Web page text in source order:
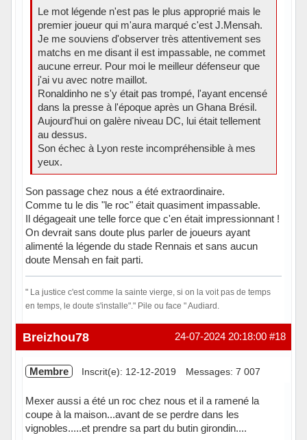
Le mot légende n'est pas le plus approprié mais le
premier joueur qui m'aura marqué c'est J.Mensah.
Je me souviens d'observer très attentivement ses
matchs en me disant il est impassable, ne commet
aucune erreur. Pour moi le meilleur défenseur que
j'ai vu avec notre maillot.
Ronaldinho ne s'y était pas trompé, l'ayant encensé
dans la presse à l'époque après un Ghana Brésil.
Aujourd'hui on galère niveau DC, lui était tellement
au dessus.
Son échec à Lyon reste incompréhensible à mes
yeux.
Son passage chez nous a été extraordinaire.
Comme tu le dis "le roc" était quasiment impassable.
Il dégageait une telle force que c'en était impressionnant !
On devrait sans doute plus parler de joueurs ayant
alimenté la légende du stade Rennais et sans aucun
doute Mensah en fait parti.
" La justice c'est comme la sainte vierge, si on la voit pas de temps
en temps, le doute s'installe"." Pile ou face " Audiard.
Hors ligne #18
24-07-2024 20:18:00
Breizhou78
Membre Inscrit(e): 12-12-2019 Messages: 7 007
Mexer aussi a été un roc chez nous et il a ramené la
coupe à la maison...avant de se perdre dans les
vignobles.....et prendre sa part du butin girondin....